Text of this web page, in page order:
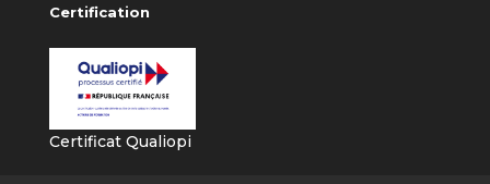
Certification
Certificat Qualiopi